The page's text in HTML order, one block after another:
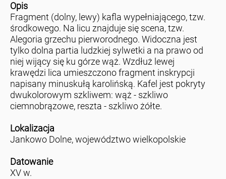
Opis
Fragment (dolny, lewy) kafla wypełniającego, tzw.
środkowego. Na licu znajduje się scena, tzw.
Alegoria grzechu pierworodnego. Widoczna jest
tylko dolna partia ludzkiej sylwetki a na prawo od
niej wijący się ku górze wąż. Wzdłuż lewej
krawędzi lica umieszczono fragment inskrypcji
napisany minuskułą karolińską. Kafel jest pokryty
dwukolorowym szkliwem: wąż - szkliwo
ciemnobrązowe, reszta - szkliwo żółte.
Lokalizacja
Jankowo Dolne, województwo wielkopolskie
Datowanie
XV w.